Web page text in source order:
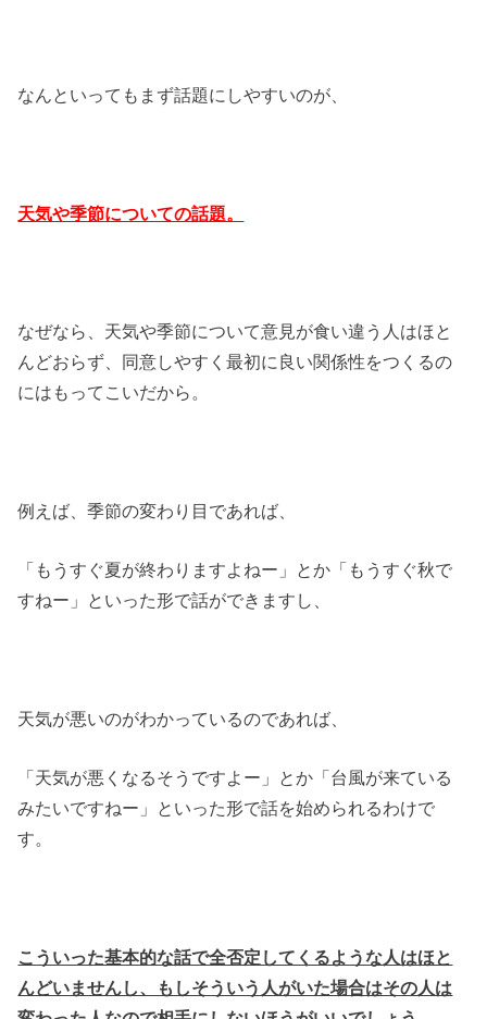
なんといってもまず話題にしやすいのが、
天気や季節についての話題。
なぜなら、天気や季節について意見が食い違う人はほと
んどおらず、同意しやすく最初に良い関係性をつくるの
にはもってこいだから。
例えば、季節の変わり目であれば、
「もうすぐ夏が終わりますよねー」とか「もうすぐ秋で
すねー」といった形で話ができますし、
天気が悪いのがわかっているのであれば、
「天気が悪くなるそうですよー」とか「台風が来ている
みたいですねー」といった形で話を始められるわけで
す。
こういった基本的な話で全否定してくるような人はほと
んどいませんし、もしそういう人がいた場合はその人は